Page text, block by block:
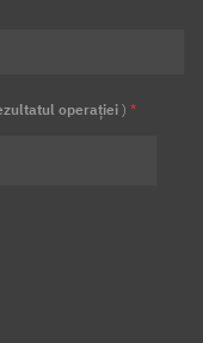
operației ) *